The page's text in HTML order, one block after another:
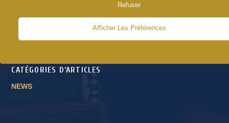
Refuser
Afficher Les Préférences
CATÉGORIES D’ARTICLES
NEWS